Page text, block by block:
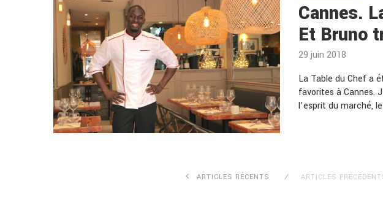
Cannes.
Et Bruno
29 juin 2018
La Table du Chef a
favorites à Cannes.
l’esprit du marché,
ARTICLES RÉCENTS ARTICLES